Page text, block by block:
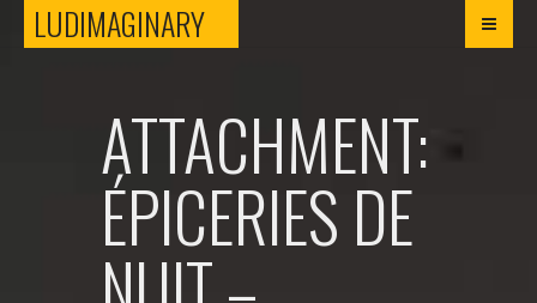
LUDIMAGINARYLUDIMAGINARY
ATTACHMENT:
ÉPICERIES DE